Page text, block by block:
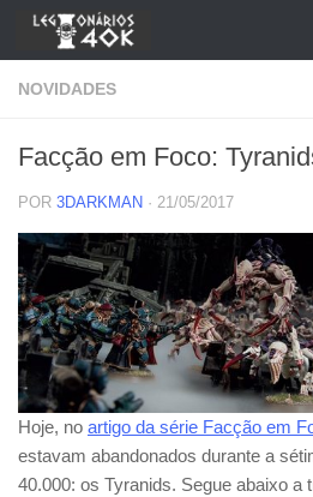
Skip to content
NOVIDADES
Facção em Foco:
POR 3DARKMAN · 21/05/2017
Hoje, no artigo da série Facção em
estavam abandonados durante a
40.000: os Tyranids. Segue abaixo a